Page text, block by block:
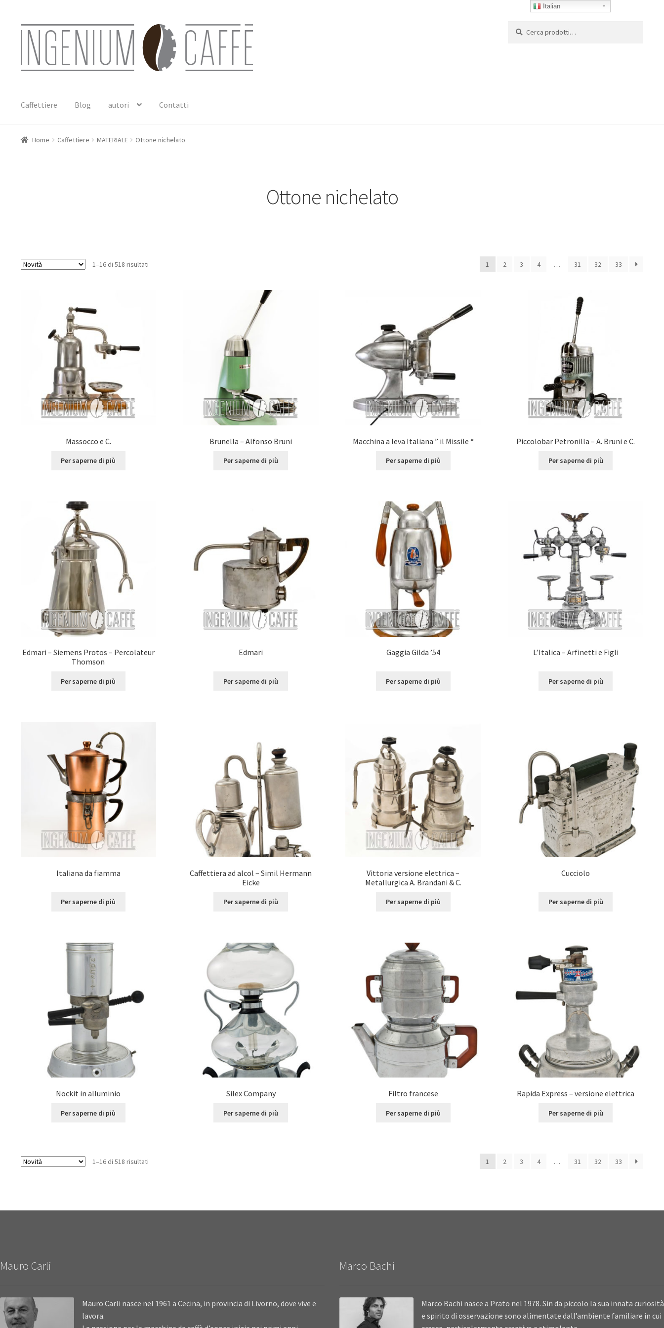
Vai
alla
navigazione
Vai
contenuto
Caffettiere Blog autori Contatti
Home Caffettiere MATERIALE Ottone nichelato
Ottone nichelato
1–16 di 518 risultati 1 2 3 4 … 31 32 33
Massocco e C.
Per saperne di più
Brunella – Alfonso Bruni
Per saperne di più
Macchina a leva Italiana ” il Missile “
Per saperne di più
Piccolobar Petronilla – A. Bruni e C.
Per saperne di più
Edmari – Siemens Protos – Percolateur
Thomson
Per saperne di più
Edmari
Per saperne di più
Gaggia Gilda ’54
Per saperne di più
L’Italica – Arfinetti e Figli
Per saperne di più
Italiana da fiamma
Per saperne di più
Caffettiera ad alcol – Simil Hermann
Eicke
Per saperne di più
Vittoria versione elettrica –
Metallurgica A. Brandani & C.
Per saperne di più
Cucciolo
Per saperne di più
Nockit in alluminio
Per saperne di più
Silex Company
Per saperne di più
Filtro francese
Per saperne di più
Rapida Express – versione elettrica
Per saperne di più
1–16 di 518 risultati 1 2 3 4 … 31 32 33
Mauro Carli
Mauro Carli nasce nel 1961 a Cecina, in provincia di Livorno, dove vive e
lavora.
Marco Bachi
Marco Bachi nasce a Prato nel 1978. Sin da piccolo la sua innata curiosità
e spirito di osservazione sono alimentate dall’ambiente familiare in cui
Italian